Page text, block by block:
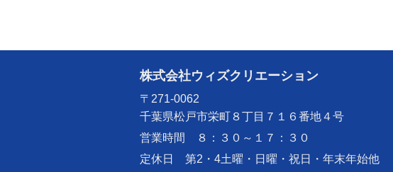
株式会社ウィズクリエーション
〒271-0062
千葉県松戸市栄町８丁目７１６番地４号
営業時間 ８：３０～１７：３０
定休日 第2・4土曜・日曜・祝日・年末年始他